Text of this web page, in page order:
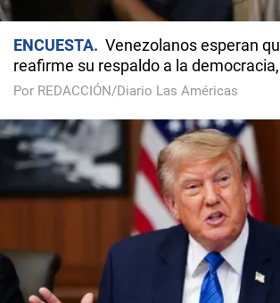
ENCUESTA
Venezolanos esperan
reafirme su respaldo a la
Por REDACCIÓN/Diario Las Américas